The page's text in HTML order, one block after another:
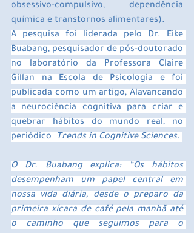
obsessivo-compulsivo, dependência
química e transtornos alimentares).
A pesquisa foi liderada pelo Dr. Eike
Buabang, pesquisador de pós-doutorado
no laboratório da Professora Claire
Gillan na Escola de Psicologia e foi
publicada como um artigo, Alavancando
a neurociência cognitiva para criar e
quebrar hábitos do mundo real, no
periódico
Trends in Cognitive Sciences.
O Dr. Buabang explica: “Os hábitos
desempenham um papel central em
nossa vida diária, desde o preparo da
primeira xícara de café pela manhã até
o caminho que seguimos para o